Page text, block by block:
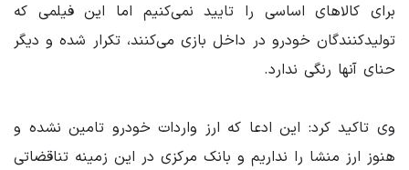
برای کالاهای اساسی را تایید نمی‌کنیم اما این فیلمی که
تولیدکنندگان خودرو در داخل بازی می‌کنند، تکرار شده و دیگر
حنای آنها رنگی ندارد.
وی تاکید کرد: این ادعا که ارز واردات خودرو تامین نشده و
هنوز ارز منشا را نداریم و بانک مرکزی در این زمینه تناقضاتی